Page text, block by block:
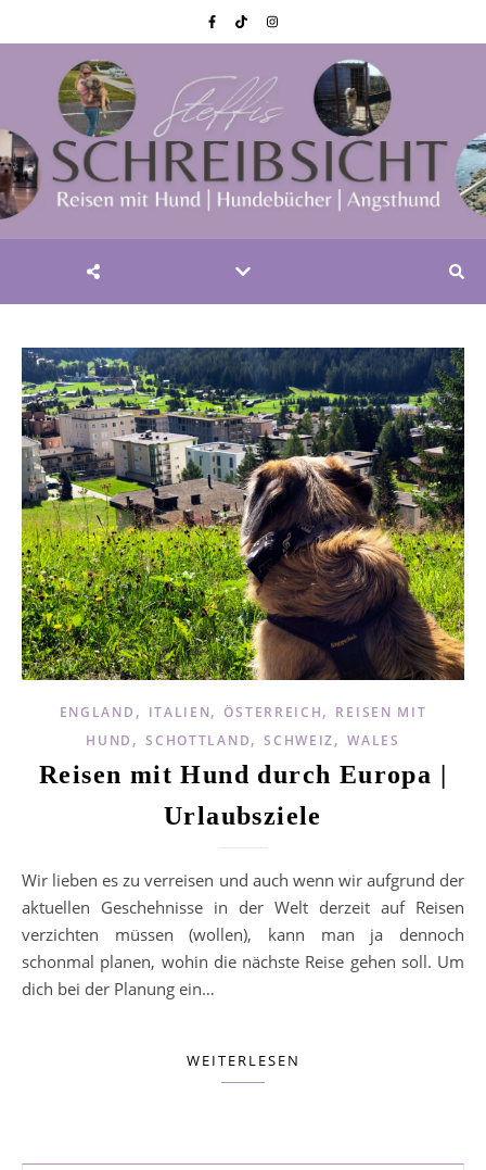
ENGLAND , ITALIEN,ÖSTERREICH, REISEN MIT
HUND ,SCHOTTLAND,SCHWEIZ,WALES
Reisen mit Hund durch Europa |
Urlaubsziele
Wir lieben es zu verreisen und auch wenn wir aufgrund der
aktuellen Geschehnisse in der Welt derzeit auf Reisen
verzichten müssen (wollen), kann man ja dennoch
schonmal planen, wohin die nächste Reise gehen soll. Um
dich bei der Planung ein…
WEITERLESEN